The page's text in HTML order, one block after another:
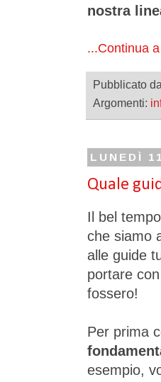
nostra
...Continua
Pubblicato da
Argomenti:
LUNEDÌ
Quale
Il bel
che siamo
alle guide
portare
fossero!
Per prima
esempio,